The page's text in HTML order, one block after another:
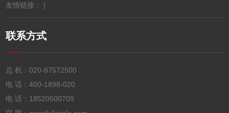
友情链接： |
联系方式
总 机：020-87572500
电 话：400-1898-020
电 话： 18520500709